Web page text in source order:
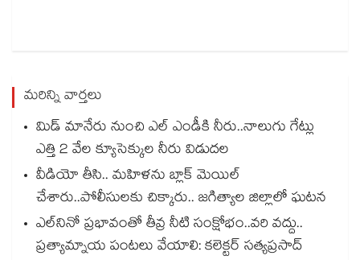
మరిన్ని వార్తలు
మిడ్ మానేరు నుంచి ఎల్ ఎండీకి నీరు..నాలుగు గేట్లు
ఎత్తి 2 వేల క్యూసెక్కుల నీరు విడుదల
వీడియో తీసి.. మహిళను బ్లాక్ మెయిల్
చేశారు..పోలీసులకు చిక్కారు.. జగిత్యాల జిల్లాలో ఘటన
ఎల్‌‌‌‌‌‌‌‌నినో ప్రభావంతో తీవ్ర నీటి సంక్షోభం..వరి వద్దు..
ప్రత్యామ్నాయ పంటలు వేయాలి: కలెక్టర్ సత్యప్రసాద్